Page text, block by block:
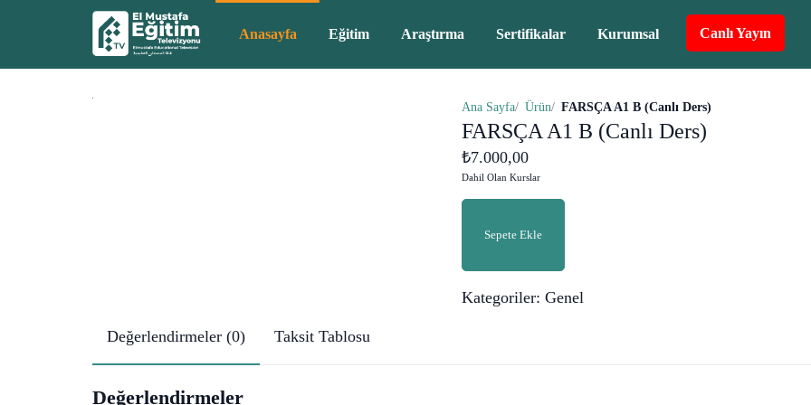
Anasayfa Eğitim Araştırma Sertifikalar Kurumsal Canlı Yayın
Ana Sayfa Ürün FARSÇA A1 B (Canlı Ders)
FARSÇA A1 B (Canlı Ders)
₺7.000,00
Dahil Olan Kurslar
Ders)
Sepete Ekle
Kategoriler: Genel
Değerlendirmeler (0) Taksit Tablosu
Değerlendirmeler